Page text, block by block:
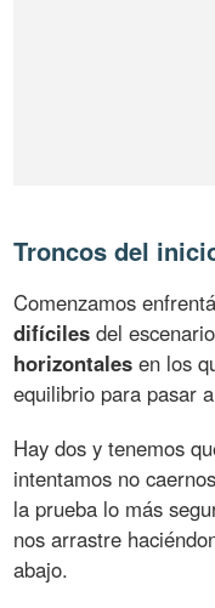
Troncos del
Comenzamos
difíciles del
horizontales en los
equilibrio para pasar
Hay dos y tenemos
intentamos no
la prueba lo más
nos arrastre
abajo.